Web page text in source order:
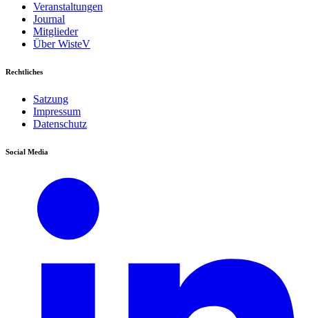
Veranstaltungen
Journal
Mitglieder
Über WisteV
Rechtliches
Satzung
Impressum
Datenschutz
Social Media